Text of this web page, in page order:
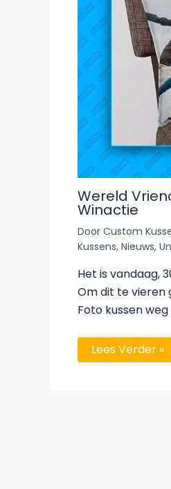
Wereld
Winactie
Door Custom
Kussens, Nieuws,
Het is vandaag,
Om dit te vieren
Foto kussen weg
Lees Verder »